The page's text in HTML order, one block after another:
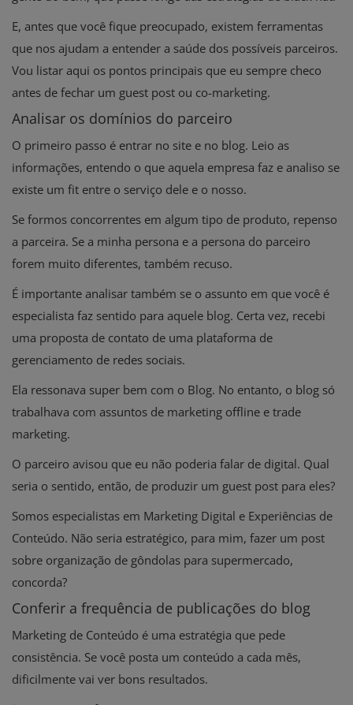
E, antes que você fique preocupado, existem ferramentas
que nos ajudam a entender a saúde dos possíveis parceiros.
Vou listar aqui os pontos principais que eu sempre checo
antes de fechar um guest post ou co-marketing.
Analisar os domínios do parceiro
O primeiro passo é entrar no site e no blog. Leio as
informações, entendo o que aquela empresa faz e analiso se
existe um fit entre o serviço dele e o nosso.
Se formos concorrentes em algum tipo de produto, repenso
a parceira. Se a minha persona e a persona do parceiro
forem muito diferentes, também recuso.
É importante analisar também se o assunto em que você é
especialista faz sentido para aquele blog. Certa vez, recebi
uma proposta de contato de uma plataforma de
gerenciamento de redes sociais.
Ela ressonava super bem com o Blog. No entanto, o blog só
trabalhava com assuntos de marketing offline e trade
marketing.
O parceiro avisou que eu não poderia falar de digital. Qual
seria o sentido, então, de produzir um guest post para eles?
Somos especialistas em Marketing Digital e Experiências de
Conteúdo. Não seria estratégico, para mim, fazer um post
sobre organização de gôndolas para supermercado,
concorda?
Conferir a frequência de publicações do blog
Marketing de Conteúdo é uma estratégia que pede
consistência. Se você posta um conteúdo a cada mês,
dificilmente vai ver bons resultados.